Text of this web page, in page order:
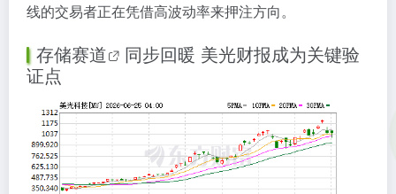
线的交易者正在凭借高波动率来押注方向。
存储赛道
同步回暖 美光财报成为关键验
证点